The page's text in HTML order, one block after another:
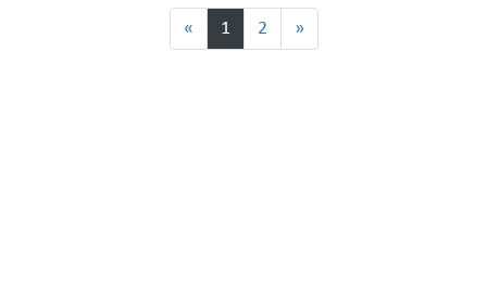
« 1 2 »